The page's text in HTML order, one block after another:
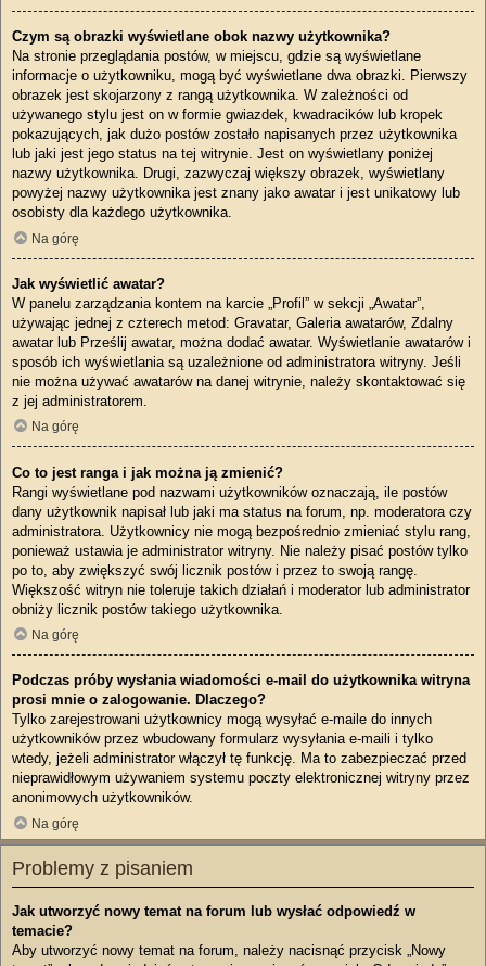
Czym są obrazki wyświetlane obok nazwy użytkownika?
Na stronie przeglądania postów, w miejscu, gdzie są wyświetlane
informacje o użytkowniku, mogą być wyświetlane dwa obrazki. Pierwszy
obrazek jest skojarzony z rangą użytkownika. W zależności od
używanego stylu jest on w formie gwiazdek, kwadracików lub kropek
pokazujących, jak dużo postów zostało napisanych przez użytkownika
lub jaki jest jego status na tej witrynie. Jest on wyświetlany poniżej
nazwy użytkownika. Drugi, zazwyczaj większy obrazek, wyświetlany
powyżej nazwy użytkownika jest znany jako awatar i jest unikatowy lub
osobisty dla każdego użytkownika.
Na górę
Jak wyświetlić awatar?
W panelu zarządzania kontem na karcie „Profil” w sekcji „Awatar”,
używając jednej z czterech metod: Gravatar, Galeria awatarów, Zdalny
awatar lub Prześlij awatar, można dodać awatar. Wyświetlanie awatarów i
sposób ich wyświetlania są uzależnione od administratora witryny. Jeśli
nie można używać awatarów na danej witrynie, należy skontaktować się
z jej administratorem.
Na górę
Co to jest ranga i jak można ją zmienić?
Rangi wyświetlane pod nazwami użytkowników oznaczają, ile postów
dany użytkownik napisał lub jaki ma status na forum, np. moderatora czy
administratora. Użytkownicy nie mogą bezpośrednio zmieniać stylu rang,
ponieważ ustawia je administrator witryny. Nie należy pisać postów tylko
po to, aby zwiększyć swój licznik postów i przez to swoją rangę.
Większość witryn nie toleruje takich działań i moderator lub administrator
obniży licznik postów takiego użytkownika.
Na górę
Podczas próby wysłania wiadomości e-mail do użytkownika witryna
prosi mnie o zalogowanie. Dlaczego?
Tylko zarejestrowani użytkownicy mogą wysyłać e-maile do innych
użytkowników przez wbudowany formularz wysyłania e-maili i tylko
wtedy, jeżeli administrator włączył tę funkcję. Ma to zabezpieczać przed
nieprawidłowym używaniem systemu poczty elektronicznej witryny przez
anonimowych użytkowników.
Na górę
Problemy z pisaniem
Jak utworzyć nowy temat na forum lub wysłać odpowiedź w
temacie?
Aby utworzyć nowy temat na forum, należy nacisnąć przycisk „Nowy